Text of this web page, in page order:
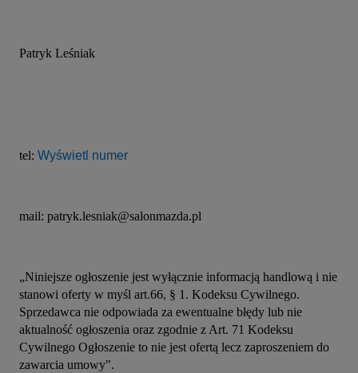
Patryk Leśniak
tel: Wyświetl numer
mail: patryk.lesniak@salonmazda.pl
„Niniejsze ogłoszenie jest wyłącznie informacją handlową i nie
stanowi oferty w myśl art.66, § 1. Kodeksu Cywilnego.
Sprzedawca nie odpowiada za ewentualne błędy lub nie
aktualność ogłoszenia oraz zgodnie z Art. 71 Kodeksu
Cywilnego Ogłoszenie to nie jest ofertą lecz zaproszeniem do
zawarcia umowy".